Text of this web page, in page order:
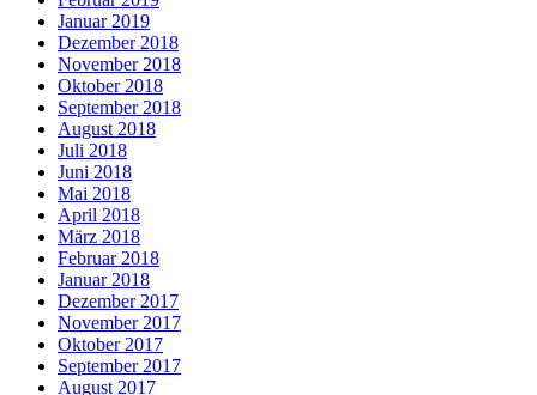
Januar 2019
Dezember 2018
November 2018
Oktober 2018
September 2018
August 2018
Juli 2018
Juni 2018
Mai 2018
April 2018
März 2018
Februar 2018
Januar 2018
Dezember 2017
November 2017
Oktober 2017
September 2017
August 2017